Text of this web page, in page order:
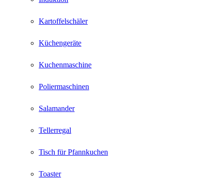
Kartoffelschäler
Küchengeräte
Kuchenmaschine
Poliermaschinen
Salamander
Tellerregal
Tisch für Pfannkuchen
Toaster